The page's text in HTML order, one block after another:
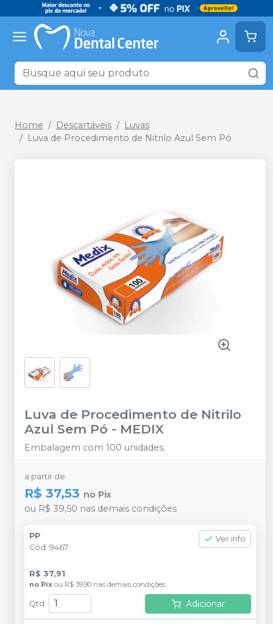
Home Descartáveis
Luvas
Luva de Procedimento de Nitrilo Azul Sem Pó
Luva de Procedimento de Nitrilo
Azul Sem Pó - MEDIX
Embalagem com 100 unidades.
a partir de:
R$ 37,53 no Pix
ou R$ 39,50 nas demais condições
PP
Cód. 9467
Ver info
R$ 37,91
no Pix ou R$ 39,90 nas demais condições
Qtd : Adicionar